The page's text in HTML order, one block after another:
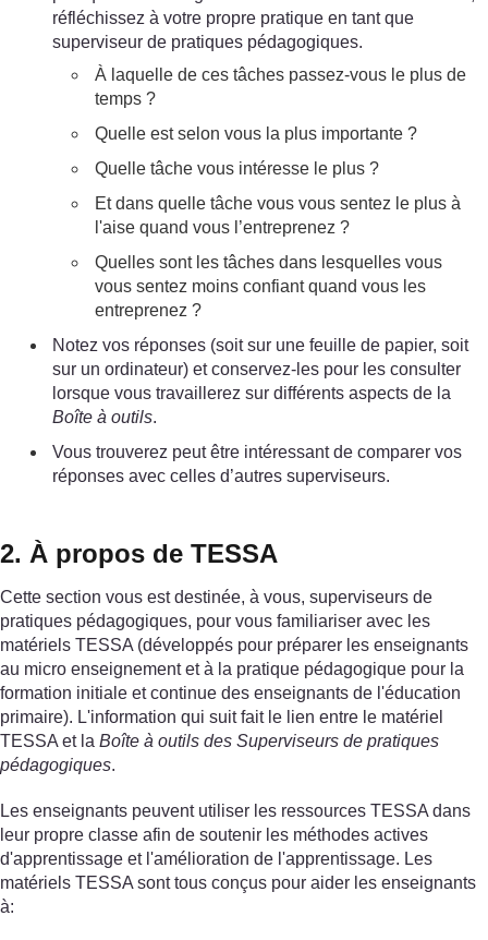
réfléchissez à votre propre pratique en tant que
superviseur de pratiques pédagogiques.
À laquelle de ces tâches passez-vous le plus de
temps ?
Quelle est selon vous la plus importante ?
Quelle tâche vous intéresse le plus ?
Et dans quelle tâche vous vous sentez le plus à
l'aise quand vous l’entreprenez ?
Quelles sont les tâches dans lesquelles vous
vous sentez moins confiant quand vous les
entreprenez ?
Notez vos réponses (soit sur une feuille de papier, soit
sur un ordinateur) et conservez-les pour les consulter
lorsque vous travaillerez sur différents aspects de la
Boîte à outils.
Vous trouverez peut être intéressant de comparer vos
réponses avec celles d’autres superviseurs.
2. À propos de TESSA
Cette section vous est destinée, à vous, superviseurs de
pratiques pédagogiques, pour vous familiariser avec les
matériels TESSA (développés pour préparer les enseignants
au micro enseignement et à la pratique pédagogique pour la
formation initiale et continue des enseignants de l'éducation
primaire). L'information qui suit fait le lien entre le matériel
TESSA et la Boîte à outils des Superviseurs de pratiques
pédagogiques.
Les enseignants peuvent utiliser les ressources TESSA dans
leur propre classe afin de soutenir les méthodes actives
d'apprentissage et l'amélioration de l'apprentissage. Les
matériels TESSA sont tous conçus pour aider les enseignants
à: